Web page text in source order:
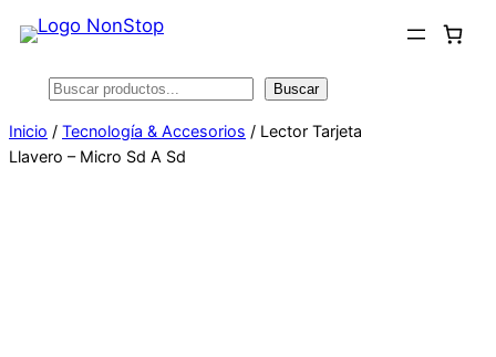
Saltar
contenido
Buscar Buscar
Inicio / Tecnología & Accesorios / Lector Tarjeta
Llavero – Micro Sd A Sd